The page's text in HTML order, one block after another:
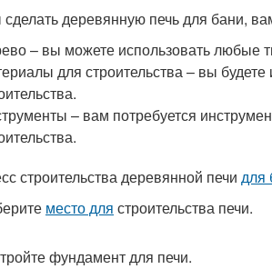
деревянную печь для бани,
– вы можете использовать любые
для строительства – вы
– вам потребуется
строительства деревянной печи для
место для строительства печи.
фундамент для печи.